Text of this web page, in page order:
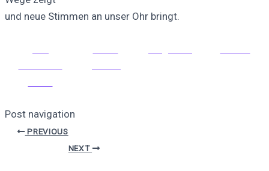
und neue Stimmen an unser Ohr bringt.
Post navigation
PREVIOUS
NEXT